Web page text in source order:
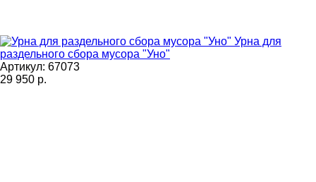
Урна для
раздельного сбора мусора "Уно"
Артикул: 67073
29 950 р.